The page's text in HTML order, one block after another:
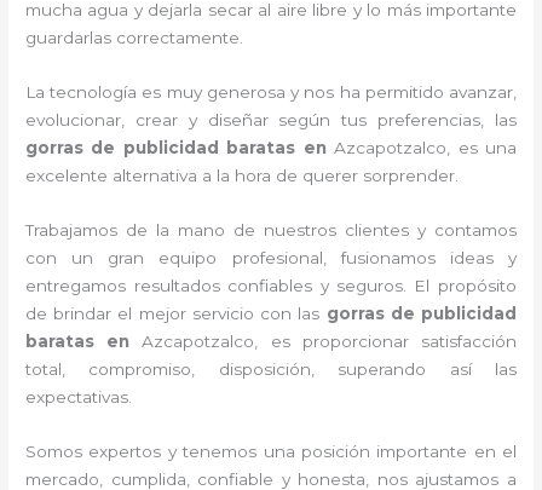
mucha agua y dejarla secar al aire libre y lo más importante
guardarlas correctamente.
La tecnología es muy generosa y nos ha permitido avanzar,
evolucionar, crear y diseñar según tus preferencias, las
gorras de publicidad baratas enAzcapotzalco, es una
excelente alternativa a la hora de querer sorprender.
Trabajamos de la mano de nuestros clientes y contamos
con un gran equipo profesional, fusionamos ideas y
entregamos resultados confiables y seguros. El propósito
de brindar el mejor servicio con las gorras de publicidad
baratas
enAzcapotzalco, es proporcionar satisfacción
total, compromiso, disposición, superando así las
expectativas.
Somos expertos y tenemos una posición importante en el
mercado, cumplida, confiable y honesta, nos ajustamos a